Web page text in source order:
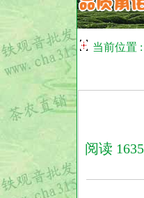
当前位置 :
阅读